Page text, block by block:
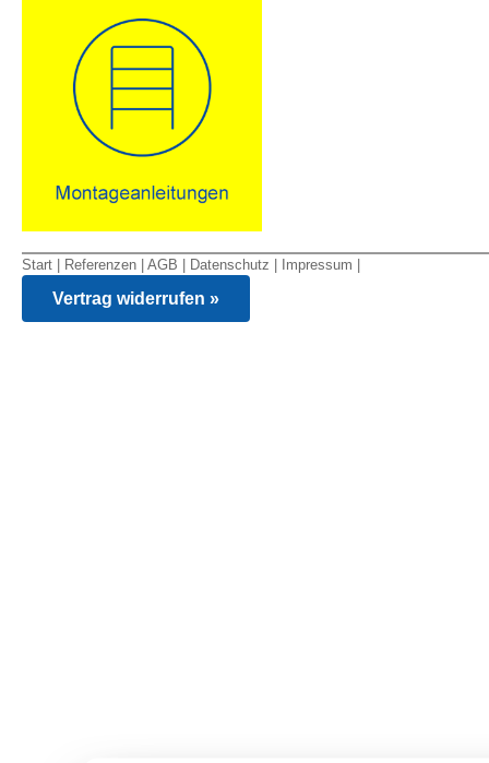
Start Referenzen AGB Datenschutz Impressum
Vertrag widerrufen »